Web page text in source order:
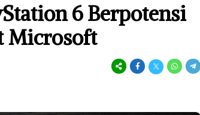
6 Berpotensi
Microsoft